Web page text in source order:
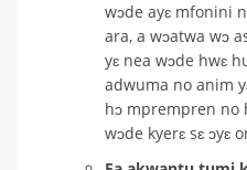
wɔde ayɛ mfonini
ara, a wɔatwa wɔ
yɛ nea wɔde hwɛ
adwuma no anim
hɔ mprempren no
wɔde kyerɛ sɛ ɔyɛ